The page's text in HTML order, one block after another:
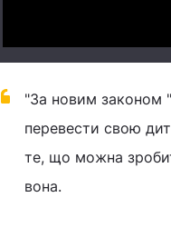
"За новим законом
перевести свою
те, що можна
вона.